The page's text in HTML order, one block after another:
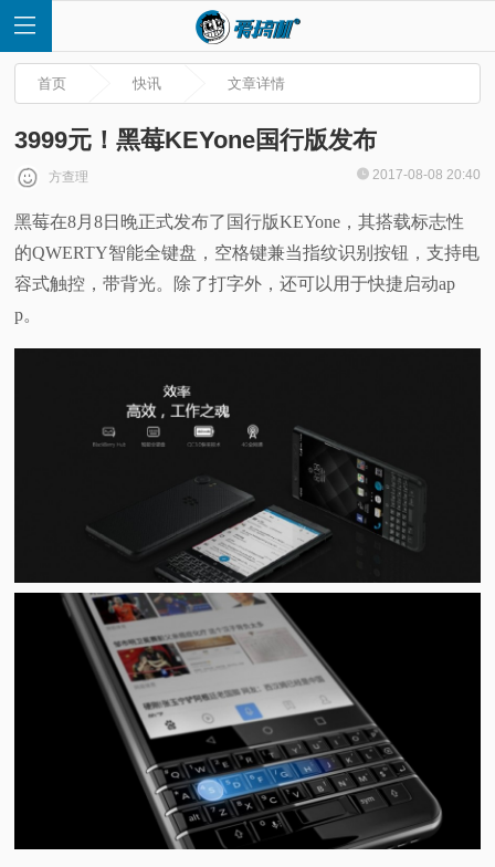
页
快
频
首页 快讯 文章详情
3999元！黑莓KEYone国行版发布
方查理 2017-08-08 20:40
黑莓在8月8日晚正式发布了国行版KEYone，其搭载标志性
的QWERTY智能全键盘，空格键兼当指纹识别按钮，支持电
容式触控，带背光。除了打字外，还可以用于快捷启动ap
p。